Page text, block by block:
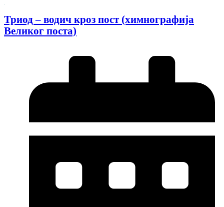
Триод – водич кроз пост (химнографија
Великог поста)